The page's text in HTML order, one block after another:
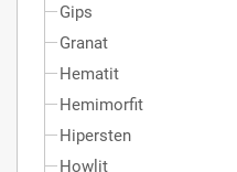
Gips
Granat
Hematit
Hemimorfit
Hipersten
Howlit